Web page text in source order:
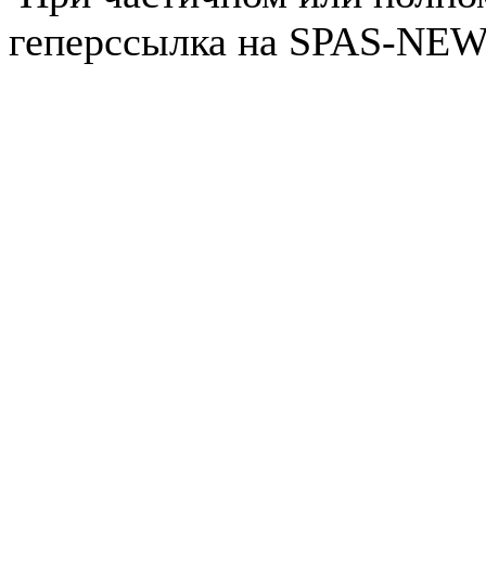
геперссылка на SPAS-